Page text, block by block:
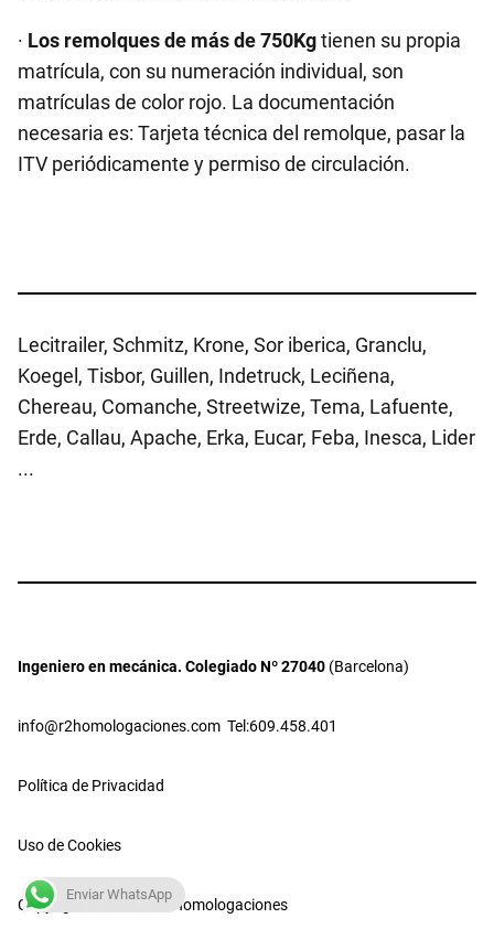
· Los remolques de más de 750Kgtienen su propia
matrícula, con su numeración individual, son
matrículas de color rojo. La documentación
necesaria es: Tarjeta técnica del remolque, pasar la
ITV periódicamente y permiso de circulación.
Lecitrailer, Schmitz, Krone, Sor iberica, Granclu,
Koegel, Tisbor, Guillen, Indetruck, Leciñena,
Chereau, Comanche, Streetwize, Tema, Lafuente,
Erde, Callau, Apache, Erka, Eucar, Feba, Inesca, Lider
...
Ingeniero en mecánica. Colegiado Nº 27040 (Barcelona)
info@r2homologaciones.com Tel:609.458.401
Política de Privacidad
Uso de Cookies
Copyright © 2026 · R2 Homologaciones
Enviar WhatsApp